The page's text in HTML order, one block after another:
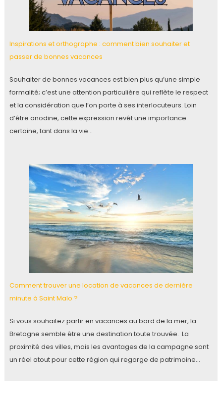
Inspirations et orthographe : comment bien souhaiter et
passer de bonnes vacances
Souhaiter de bonnes vacances est bien plus qu’une simple
formalité; c’est une attention particulière qui reflète le respect
et la considération que l’on porte à ses interlocuteurs. Loin
d’être anodine, cette expression revêt une importance
certaine, tant dans la vie…
Comment trouver une location de vacances de dernière
minute à Saint Malo ?
Si vous souhaitez partir en vacances au bord de la mer, la
Bretagne semble être une destination toute trouvée. La
proximité des villes, mais les avantages de la campagne sont
un réel atout pour cette région qui regorge de patrimoine…